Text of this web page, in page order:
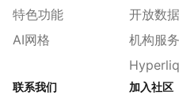
特色功能
AI网格
开放数据
机构服务
联系我们 加入社区